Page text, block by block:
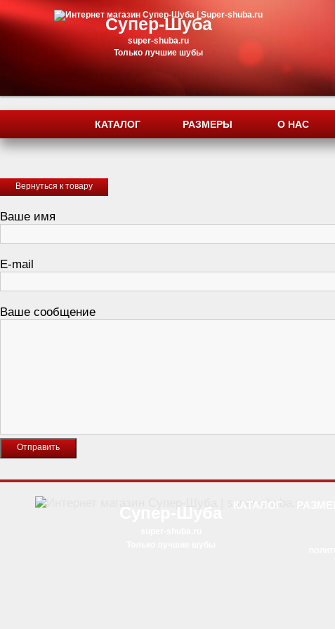
Супер-Шуба
super-shuba.ru
Только лучшие шубы
КАТАЛОГ РАЗМЕРЫ О НАС
Вернуться к товару
Ваше имя
E-mail
Ваше сообщение
Супер-Шуба КАТАЛОГ